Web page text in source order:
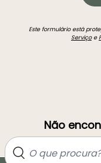
Este formulário está
Serviçoe
Não